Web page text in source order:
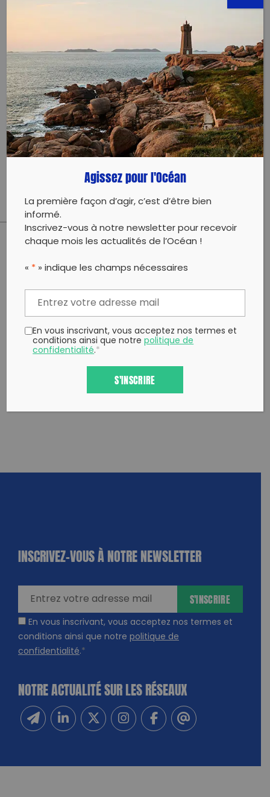
Au fur et à mesure du parcours, le visiteur découvre
l’histoire de la pollution plastique présente dans les
océans, ses origines, la circulation et les
accumulations de déchets avec leurs étapes de
fragmentation, le phénomène des microplastiques
et tous les impacts sur la vie marine, sur la planète
et ses habitants. Conçue par des spécialistes des
milieux marins, « Océans et mers plastifiés » pointe
l’impact de notre consommation, de nos modes de
production et de notre vie quotidienne sur les
fleuves, les mers et l’océan.
Une véritable prise de conscience et une invitation à
Partager sur Facebook
Twitterun ami
Copy to clipboard
INSCRIVEZ-VOUS À NOTRE NEWSLETTER
En vous inscrivant, vous acceptez nos termes et
conditions ainsi que notre politique de
confidentialité.*
S'INSCRIRE
NOTRE ACTUALITÉ SUR LES RÉSEAUX
Agissez pour l'Océan
La première façon d’agir, c’est d’être bien
informé.
Inscrivez-vous à notre newsletter pour recevoir
chaque mois les actualités de l’Océan !
« * » indique les champs nécessaires
En vous inscrivant, vous acceptez nos termes et
conditions ainsi que notrepolitique de
confidentialité.*
S'INSCRIRE